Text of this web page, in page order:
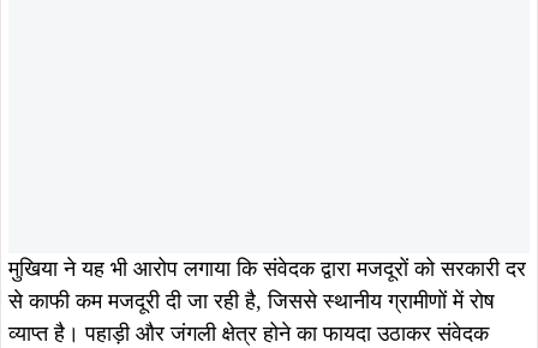
मुखिया ने यह भी आरोप लगाया कि संवेदक द्वारा मजदूरों को सरकारी दर
से काफी कम मजदूरी दी जा रही है, जिससे स्थानीय ग्रामीणों में रोष
व्याप्त है। पहाड़ी और जंगली क्षेत्र होने का फायदा उठाकर संवेदक